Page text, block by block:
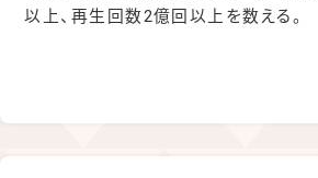
以上、再生回数2億回以上を数える。